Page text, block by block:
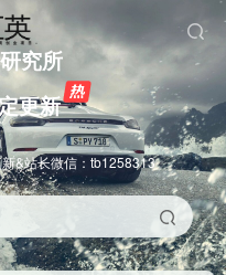
究所
更新
&站长微信：tb1258313